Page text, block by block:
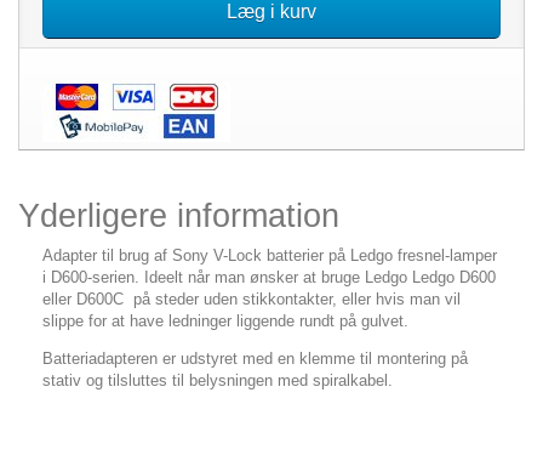
Læg i kurv
Yderligere information
Adapter til brug af Sony V-Lock batterier på Ledgo fresnel-lamper
i D600-serien. Ideelt når man ønsker at bruge Ledgo Ledgo D600
eller D600C på steder uden stikkontakter, eller hvis man vil
slippe for at have ledninger liggende rundt på gulvet.
Batteriadapteren er udstyret med en klemme til montering på
stativ og tilsluttes til belysningen med spiralkabel.